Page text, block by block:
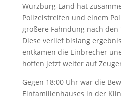
Würzburg-Land hat
Polizeistreifen und einem
größere Fahndung nach
Diese verlief bislang
entkamen die Einbrecher
hoffen jetzt weiter auf
Gegen 18:00 Uhr war die
Einfamilienhauses in der